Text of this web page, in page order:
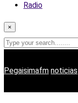
Radio
×
Pegaisimafm noticias